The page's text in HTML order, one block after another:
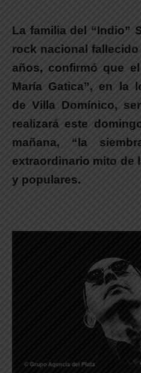
La familia del “Indio”
rock nacional
años, confirmó que
María Gatica”, en la
de Villa Domínico,
realizará este
mañana, “la
extraordinario mito de
y populares.